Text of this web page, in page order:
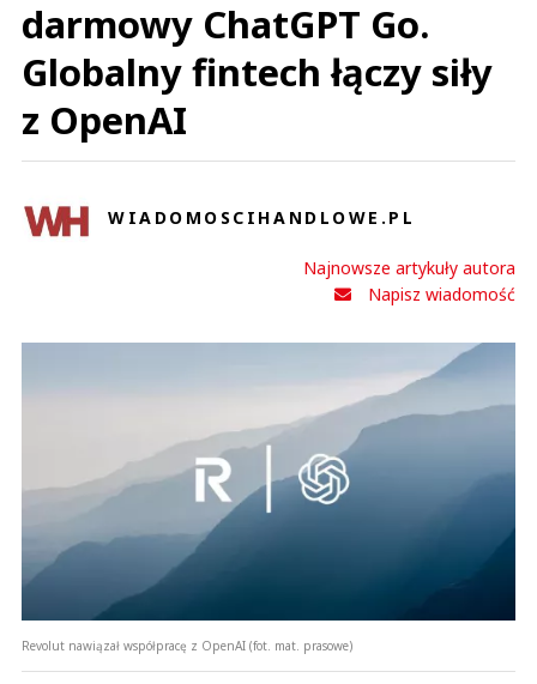
darmowy ChatGPT Go.
Globalny fintech łączy siły
z OpenAI
WIADOMOSCIHANDLOWE.PL
Najnowsze artykuły autora
Napisz wiadomość
Revolut nawiązał współpracę z OpenAI (fot. mat. prasowe)